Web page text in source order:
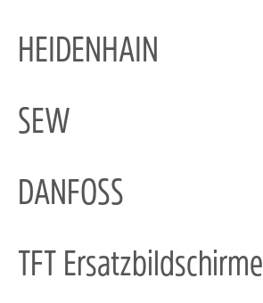
HEIDENHAIN
SEW
DANFOSS
TFT Ersatzbildschirme